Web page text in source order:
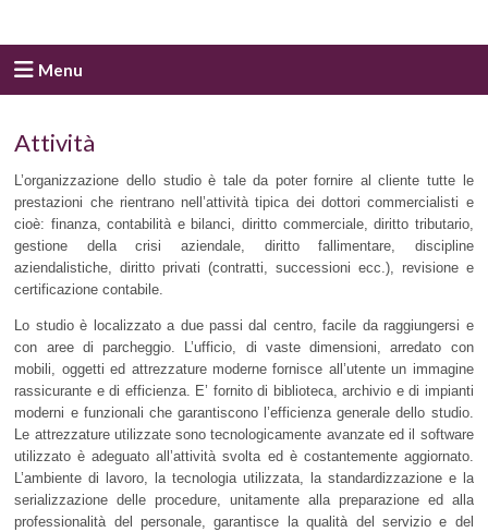
Menu
Attività
L’organizzazione dello studio è tale da poter fornire al cliente tutte le
prestazioni che rientrano nell’attività tipica dei dottori commercialisti e
cioè: finanza, contabilità e bilanci, diritto commerciale, diritto tributario,
gestione della crisi aziendale, diritto fallimentare, discipline
aziendalistiche, diritto privati (contratti, successioni ecc.), revisione e
certificazione contabile.
Lo studio è localizzato a due passi dal centro, facile da raggiungersi e
con aree di parcheggio. L’ufficio, di vaste dimensioni, arredato con
mobili, oggetti ed attrezzature moderne fornisce all’utente un immagine
rassicurante e di efficienza. E’ fornito di biblioteca, archivio e di impianti
moderni e funzionali che garantiscono l’efficienza generale dello studio.
Le attrezzature utilizzate sono tecnologicamente avanzate ed il software
utilizzato è adeguato all’attività svolta ed è costantemente aggiornato.
L’ambiente di lavoro, la tecnologia utilizzata, la standardizzazione e la
serializzazione delle procedure, unitamente alla preparazione ed alla
professionalità del personale, garantisce la qualità del servizio e del